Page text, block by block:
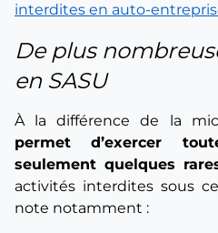
interdites en auto-
De plus
en SASU
À la différence de la
permet d’exercer
seulement quelques
activités interdites sous
note notamment :